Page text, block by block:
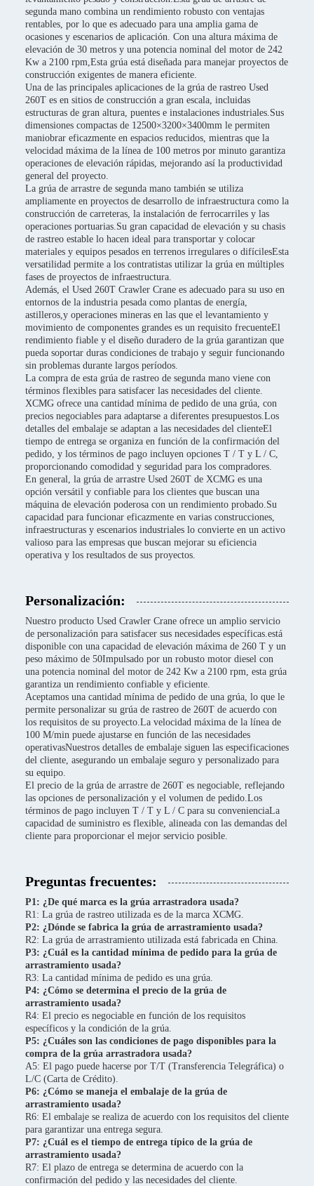
segunda mano combina un rendimiento robusto con ventajas
rentables, por lo que es adecuado para una amplia gama de
ocasiones y escenarios de aplicación. Con una altura máxima de
elevación de 30 metros y una potencia nominal del motor de 242
Kw a 2100 rpm,Esta grúa está diseñada para manejar proyectos de
construcción exigentes de manera eficiente.
Una de las principales aplicaciones de la grúa de rastreo Used
260T es en sitios de construcción a gran escala, incluidas
estructuras de gran altura, puentes e instalaciones industriales.Sus
dimensiones compactas de 12500×3200×3400mm le permiten
maniobrar eficazmente en espacios reducidos, mientras que la
velocidad máxima de la línea de 100 metros por minuto garantiza
operaciones de elevación rápidas, mejorando así la productividad
general del proyecto.
La grúa de arrastre de segunda mano también se utiliza
ampliamente en proyectos de desarrollo de infraestructura como la
construcción de carreteras, la instalación de ferrocarriles y las
operaciones portuarias.Su gran capacidad de elevación y su chasis
de rastreo estable lo hacen ideal para transportar y colocar
materiales y equipos pesados en terrenos irregulares o difícilesEsta
versatilidad permite a los contratistas utilizar la grúa en múltiples
fases de proyectos de infraestructura.
Además, el Used 260T Crawler Crane es adecuado para su uso en
entornos de la industria pesada como plantas de energía,
astilleros,y operaciones mineras en las que el levantamiento y
movimiento de componentes grandes es un requisito frecuenteEl
rendimiento fiable y el diseño duradero de la grúa garantizan que
pueda soportar duras condiciones de trabajo y seguir funcionando
sin problemas durante largos períodos.
La compra de esta grúa de rastreo de segunda mano viene con
términos flexibles para satisfacer las necesidades del cliente.
XCMG ofrece una cantidad mínima de pedido de una grúa, con
precios negociables para adaptarse a diferentes presupuestos.Los
detalles del embalaje se adaptan a las necesidades del clienteEl
tiempo de entrega se organiza en función de la confirmación del
pedido, y los términos de pago incluyen opciones T / T y L / C,
proporcionando comodidad y seguridad para los compradores.
En general, la grúa de arrastre Used 260T de XCMG es una
opción versátil y confiable para los clientes que buscan una
máquina de elevación poderosa con un rendimiento probado.Su
capacidad para funcionar eficazmente en varias construcciones,
infraestructuras y escenarios industriales lo convierte en un activo
valioso para las empresas que buscan mejorar su eficiencia
operativa y los resultados de sus proyectos.
Personalización:
Nuestro producto Used Crawler Crane ofrece un amplio servicio
de personalización para satisfacer sus necesidades específicas.está
disponible con una capacidad de elevación máxima de 260 T y un
peso máximo de 50Impulsado por un robusto motor diesel con
una potencia nominal del motor de 242 Kw a 2100 rpm, esta grúa
garantiza un rendimiento confiable y eficiente.
Aceptamos una cantidad mínima de pedido de una grúa, lo que le
permite personalizar su grúa de rastreo de 260T de acuerdo con
los requisitos de su proyecto.La velocidad máxima de la línea de
100 M/min puede ajustarse en función de las necesidades
operativasNuestros detalles de embalaje siguen las especificaciones
del cliente, asegurando un embalaje seguro y personalizado para
su equipo.
El precio de la grúa de arrastre de 260T es negociable, reflejando
las opciones de personalización y el volumen de pedido.Los
términos de pago incluyen T / T y L / C para su convenienciaLa
capacidad de suministro es flexible, alineada con las demandas del
cliente para proporcionar el mejor servicio posible.
Preguntas frecuentes:
P1: ¿De qué marca es la grúa arrastradora usada?
R1: La grúa de rastreo utilizada es de la marca XCMG.
P2: ¿Dónde se fabrica la grúa de arrastramiento usada?
R2: La grúa de arrastramiento utilizada está fabricada en China.
P3: ¿Cuál es la cantidad mínima de pedido para la grúa de
arrastramiento usada?
R3: La cantidad mínima de pedido es una grúa.
P4: ¿Cómo se determina el precio de la grúa de
arrastramiento usada?
R4: El precio es negociable en función de los requisitos
específicos y la condición de la grúa.
P5: ¿Cuáles son las condiciones de pago disponibles para la
compra de la grúa arrastradora usada?
A5: El pago puede hacerse por T/T (Transferencia Telegráfica) o
L/C (Carta de Crédito).
P6: ¿Cómo se maneja el embalaje de la grúa de
arrastramiento usada?
R6: El embalaje se realiza de acuerdo con los requisitos del cliente
para garantizar una entrega segura.
P7: ¿Cuál es el tiempo de entrega típico de la grúa de
arrastramiento usada?
R7: El plazo de entrega se determina de acuerdo con la
confirmación del pedido y las necesidades del cliente.